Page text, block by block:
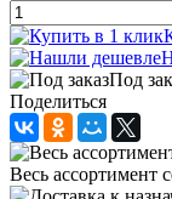
Под
Поделиться
Весь ассортимент